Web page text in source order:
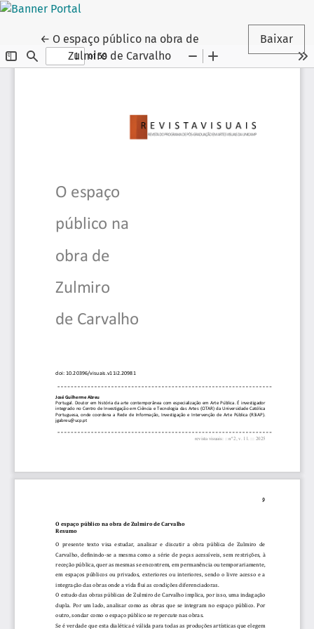
← Voltar aos Detalhes do Artigo
O espaço público na obra de
Zulmiro de Carvalho
Baixar